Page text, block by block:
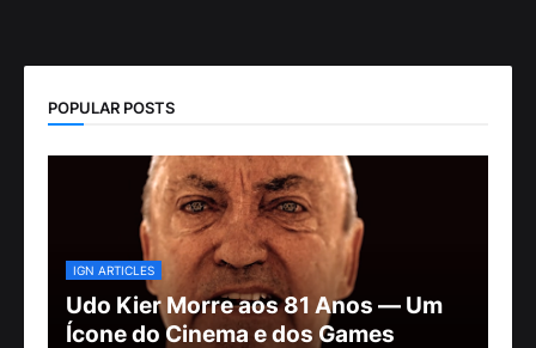
POPULAR POSTS
IGN ARTICLES
Udo Kier Morre aos 81 Anos — Um
Ícone do Cinema e dos Games